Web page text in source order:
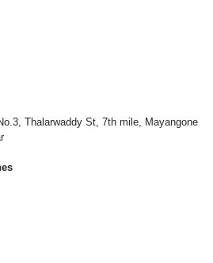
Thalarwaddy St, 7th mile, Mayangone